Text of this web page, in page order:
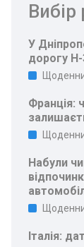
Вибір
У
дорогу Н-
Франція:
Набули
Італія: